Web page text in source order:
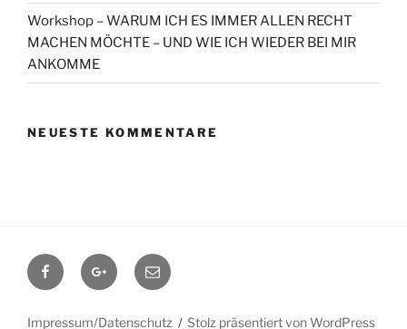
Workshop – WARUM ICH ES IMMER ALLEN RECHT
MACHEN MÖCHTE – UND WIE ICH WIEDER BEI MIR
ANKOMME
NEUESTE KOMMENTARE
FacebookGoogle+Contact
me
Impressum/Datenschutz Stolz präsentiert von WordPress